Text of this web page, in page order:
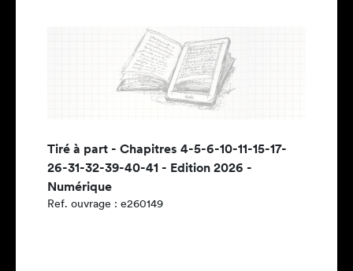
Tiré à part - Chapitres 4-5-6-10-11-15-17-
26-31-32-39-40-41 - Edition 2026 -
Numérique
Ref. ouvrage : e260149